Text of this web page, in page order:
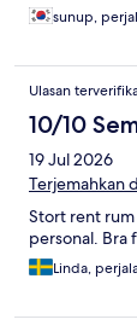
sunup,
Ulasan
10/10
19 Jul 2026
Terjemahkan
Stort rent
personal. Bra
Linda,